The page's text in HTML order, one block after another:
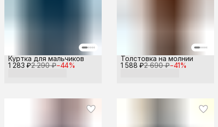
1 283 ₽2 290 ₽−44%
Куртка для мальчиков
1 588 ₽2 690 ₽−41%
Толстовка на молнии